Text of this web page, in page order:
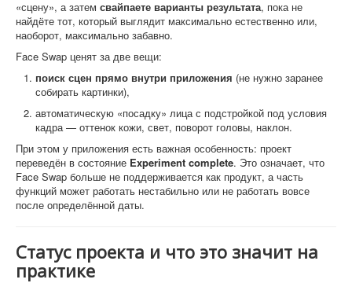
«сцену», а затем свайпаете варианты результата, пока не
найдёте тот, который выглядит максимально естественно или,
наоборот, максимально забавно.
Face Swap ценят за две вещи:
поиск сцен прямо внутри приложения (не нужно заранее
собирать картинки),
автоматическую «посадку» лица с подстройкой под условия
кадра — оттенок кожи, свет, поворот головы, наклон.
При этом у приложения есть важная особенность: проект
переведён в состояние Experiment complete. Это означает, что
Face Swap больше не поддерживается как продукт, а часть
функций может работать нестабильно или не работать вовсе
после определённой даты.
Статус проекта и что это значит на
практике